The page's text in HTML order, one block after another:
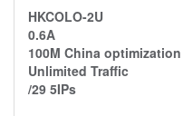
HKCOLO-2U
0.6A
100M China optimization
Unlimited Traffic
/29 5IPs